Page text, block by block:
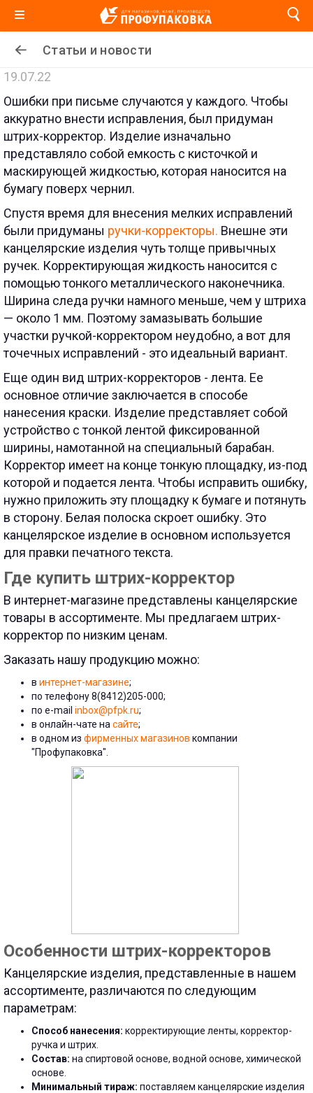
Статьи и новости
19.07.22
Ошибки при письме случаются у каждого. Чтобы
аккуратно внести исправления, был придуман
штрих-корректор. Изделие изначально
представляло собой емкость с кисточкой и
маскирующей жидкостью, которая наносится на
бумагу поверх чернил.
Спустя время для внесения мелких исправлений
были придуманы ручки-корректоры. Внешне эти
канцелярские изделия чуть толще привычных
ручек. Корректирующая жидкость наносится с
помощью тонкого металлического наконечника.
Ширина следа ручки намного меньше, чем у штриха
— около 1 мм. Поэтому замазывать большие
участки ручкой-корректором неудобно, а вот для
точечных исправлений - это идеальный вариант.
Еще один вид штрих-корректоров - лента. Ее
основное отличие заключается в способе
нанесения краски. Изделие представляет собой
устройство с тонкой лентой фиксированной
ширины, намотанной на специальный барабан.
Корректор имеет на конце тонкую площадку, из-под
которой и подается лента. Чтобы исправить ошибку,
нужно приложить эту площадку к бумаге и потянуть
в сторону. Белая полоска скроет ошибку. Это
канцелярское изделие в основном используется
для правки печатного текста.
Где купить штрих-корректор
В интернет-магазине представлены канцелярские
товары в ассортименте. Мы предлагаем штрих-
корректор по низким ценам.
Заказать нашу продукцию можно:
в интернет-магазине;
по телефону 8(8412)205-000;
по e-mail inbox@pfpk.ru;
в онлайн-чате на сайте;
в одном из фирменных магазинов компании
"Профупаковка".
Особенности штрих-корректоров
Канцелярские изделия, представленные в нашем
ассортименте, различаются по следующим
параметрам:
Способ нанесения: корректирующие ленты, корректор-
ручка и штрих.
Состав: на спиртовой основе, водной основе, химической
основе.
Минимальный тираж: поставляем канцелярские изделия